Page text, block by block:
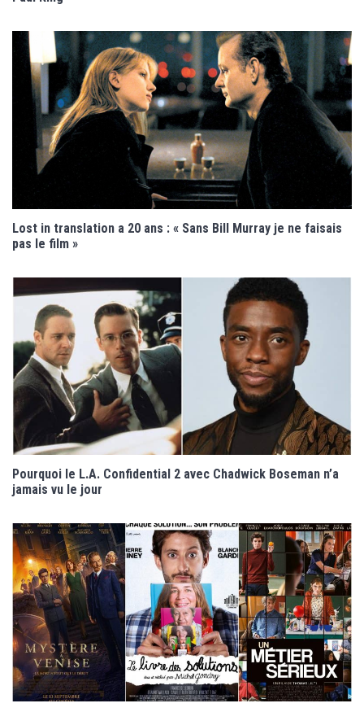
Lost in translation a 20 ans : « Sans Bill Murray je ne faisais
pas le film »
Pourquoi le L.A. Confidential 2 avec Chadwick Boseman n’a
jamais vu le jour